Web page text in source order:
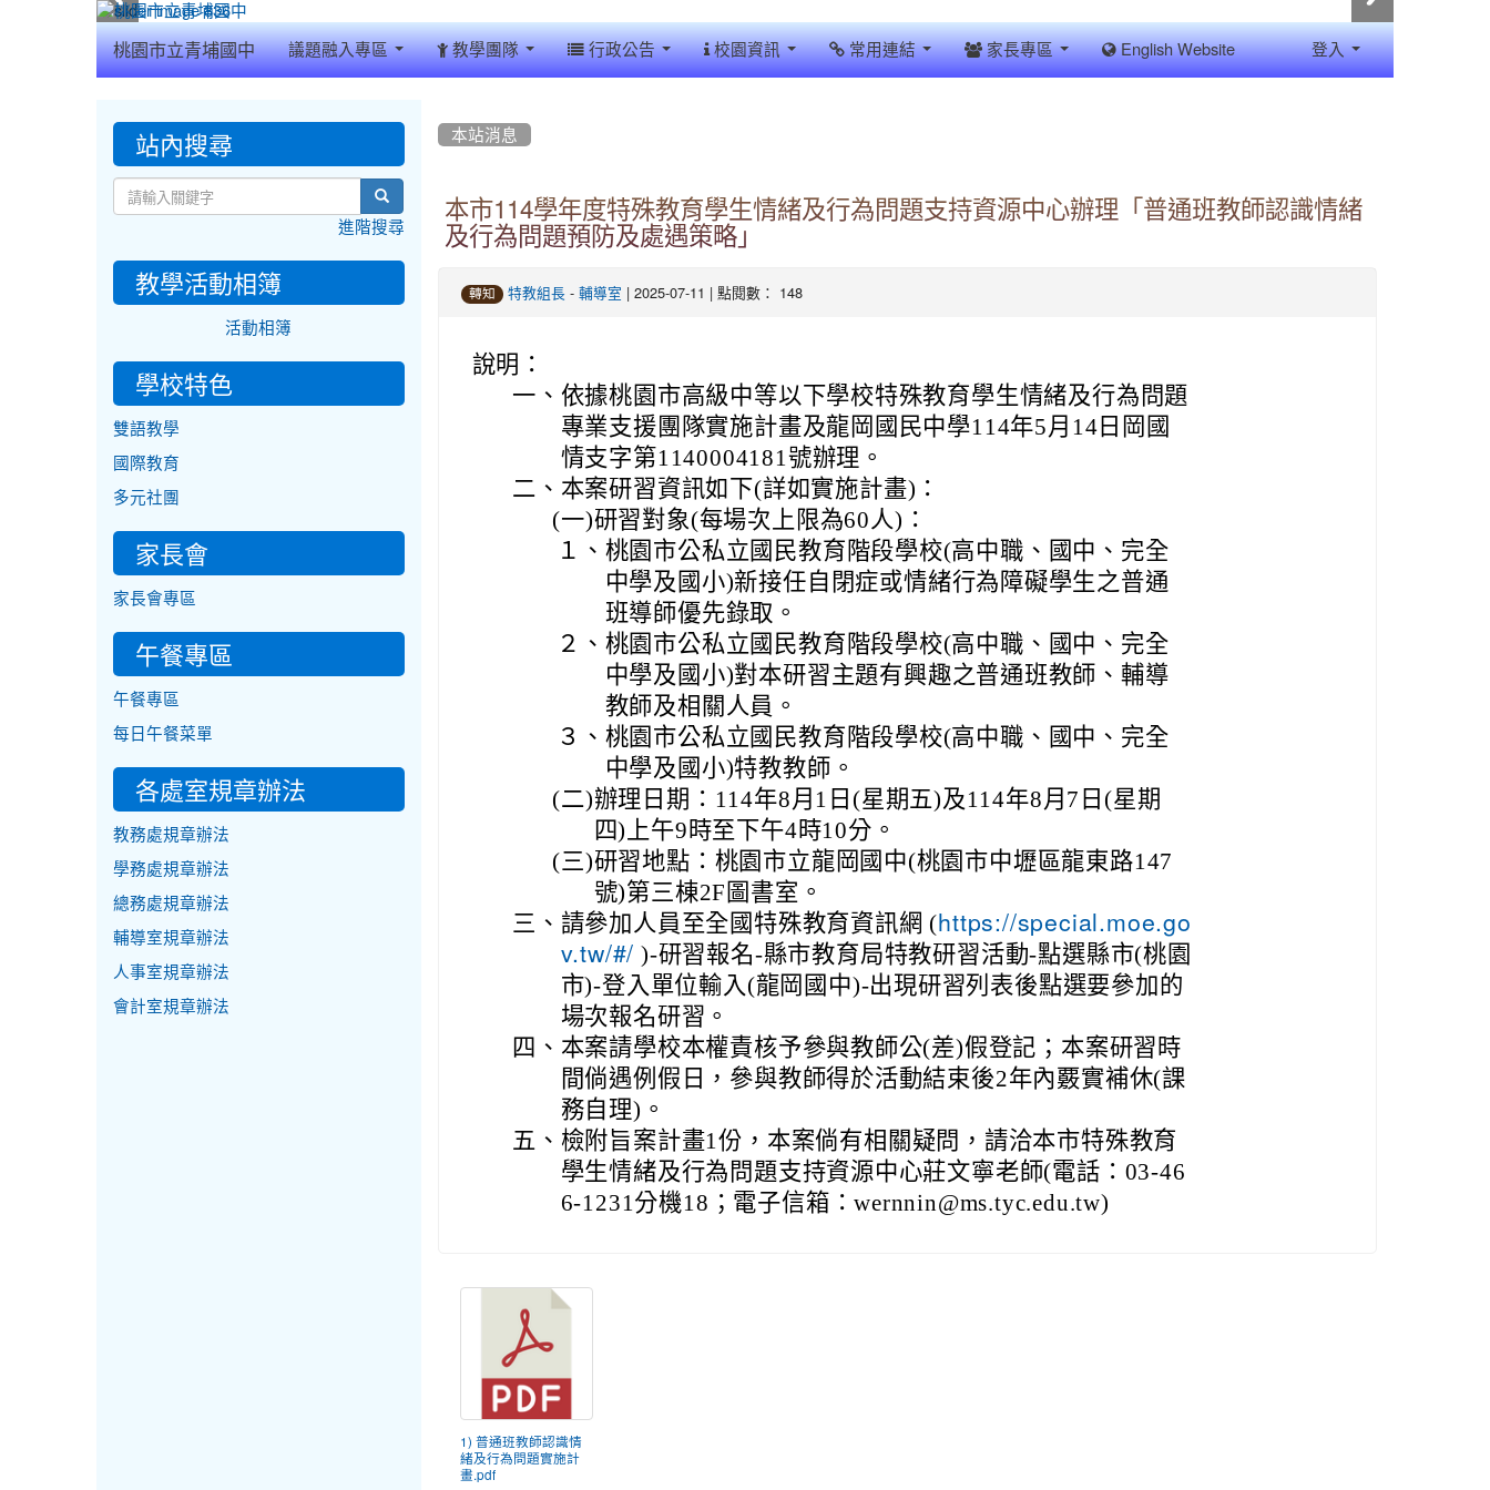
桃園市立青埔國中 議題融入專區 教學團隊 行政公告 校園資訊 常用連結 家長專區 English Website 登入
本站消息
本市114學年度特殊教育學生情緒及行為問題支持資源中心辦理「普通班教師認識情緒
及行為問題預防及處遇策略」
轉知 特教組長- 輔導室 | 2025-07-11 | 點閱數： 148
說明：
一、 依據桃園市高級中等以下學校特殊教育學生情緒及行為問題
專業支援團隊實施計畫及龍岡國民中學114年5月14日岡國
情支字第1140004181號辦理。
二、 本案研習資訊如下(詳如實施計畫)：
(一)研習對象(每場次上限為60人)：
１、 桃園市公私立國民教育階段學校(高中職、國中、完全
中學及國小)新接任自閉症或情緒行為障礙學生之普通
班導師優先錄取。
２、 桃園市公私立國民教育階段學校(高中職、國中、完全
中學及國小)對本研習主題有興趣之普通班教師、輔導
教師及相關人員。
３、 桃園市公私立國民教育階段學校(高中職、國中、完全
中學及國小)特教教師。
(二)辦理日期：114年8月1日(星期五)及114年8月7日(星期
四)上午9時至下午4時10分。
(三)研習地點：桃園市立龍岡國中(桃園市中壢區龍東路147
號)第三棟2F圖書室。
三、 請參加人員至全國特殊教育資訊網 (https://special.moe.go
v.tw/#/ )-研習報名-縣市教育局特教研習活動-點選縣市(桃園
市)-登入單位輸入(龍岡國中)-出現研習列表後點選要參加的
場次報名研習。
四、 本案請學校本權責核予參與教師公(差)假登記；本案研習時
間倘遇例假日，參與教師得於活動結束後2年內覈實補休(課
務自理)。
五、 檢附旨案計畫1份，本案倘有相關疑問，請洽本市特殊教育
學生情緒及行為問題支持資源中心莊文寧老師(電話：03-46
6-1231分機18；電子信箱：wernnin@ms.tyc.edu.tw)
1) 普通班教師認識情
緒及行為問題實施計
畫.pdf
::: 站內搜尋
search
進階搜尋
教學活動相簿
活動相簿
學校特色
雙語教學
國際教育
多元社團
家長會
家長會專區
午餐專區
午餐專區
每日午餐菜單
各處室規章辦法
教務處規章辦法
學務處規章辦法
總務處規章辦法
輔導室規章辦法
人事室規章辦法
會計室規章辦法